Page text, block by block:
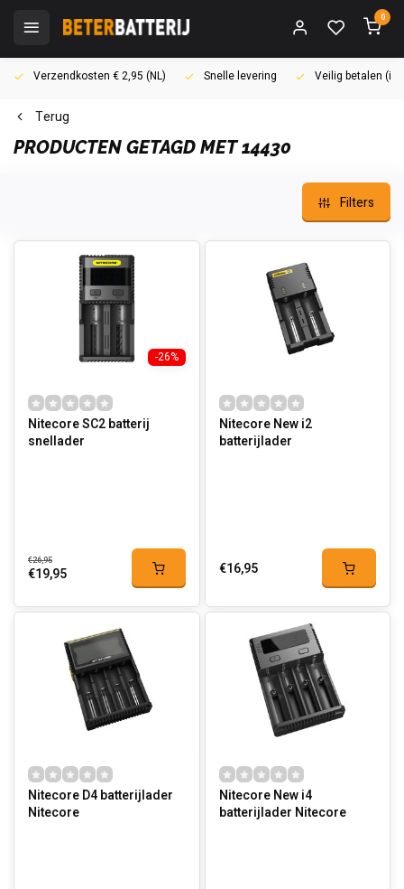
0
Verzendkosten € 2,95 (NL) Snelle levering Veilig betalen
Terug
PRODUCTEN GETAGD MET 14430
Filters
-26%
Nitecore SC2 batterij
snellader
€26,95
€19,95
Nitecore New i2
batterijlader
€16,95
Nitecore D4 batterijlader
Nitecore
Nitecore New i4
batterijlader Nitecore